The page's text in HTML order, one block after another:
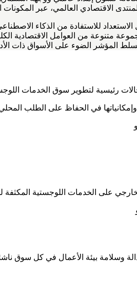
للاستفادة من الذكاء
متنوعة من العوامل الاقتصادية
في الحفاظ على الطلب
على الخدمات اللوجستية المكثفة
وسلامة بيئة الأعمال في كل سوق